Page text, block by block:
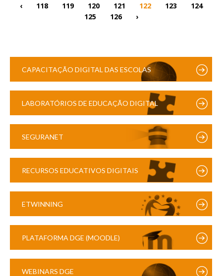
‹ 118 119 120 121 122 123
124
125
126 ›
CAPACITAÇÃO DIGITAL DAS ESCOLAS
LABORATÓRIOS DE EDUCAÇÃO DIGITAL
SEGURANET
RECURSOS EDUCATIVOS DIGITAIS
ETWINNING
PLATAFORMA DGE (MOODLE)
WEBINARS DGE